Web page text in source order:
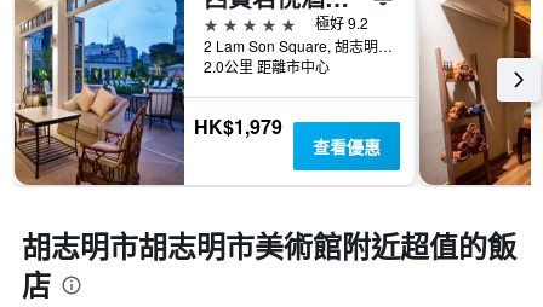
5星級
極好 9.2
2 Lam Son Square, 胡志明市, 越南
2.0公里 距離市中心
HK$1,979
查看優惠
胡志明市胡志明市美術館附近超值的飯
店